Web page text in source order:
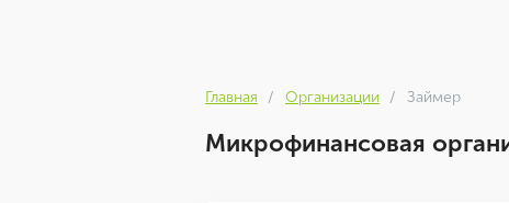
Главная Организации Займер
Микрофинансовая